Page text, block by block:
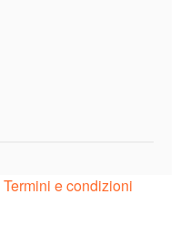
Termini e condizioni